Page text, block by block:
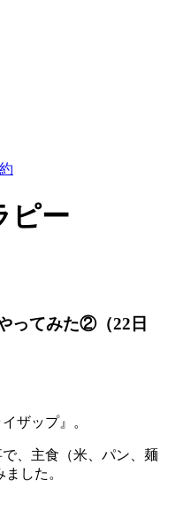
ってみた②（22日
ザップ』。
、主食（米、パン、麺
した。